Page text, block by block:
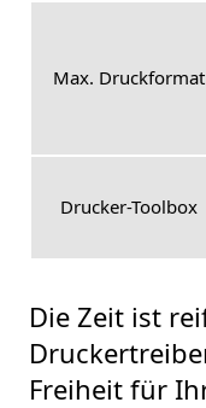
Max. Druckformat
Drucker-Toolbox
Die Zeit ist
Freiheit für